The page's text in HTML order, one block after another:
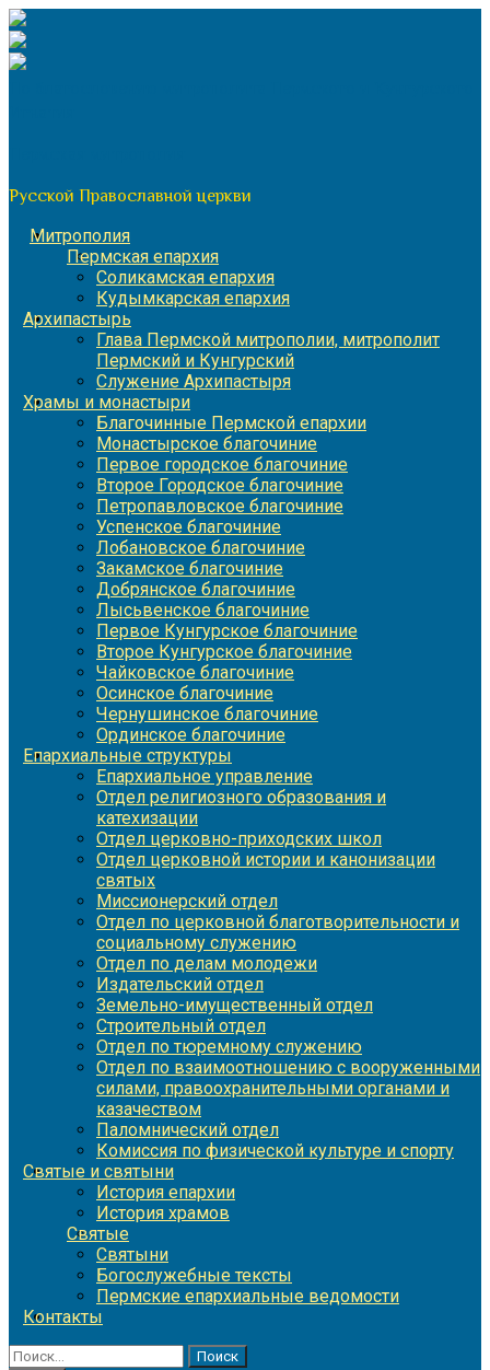
Перейти
к
содержимому
Русской Православной церкви
Митрополия
Пермская епархия
Соликамская епархия
Кудымкарская епархия
Архипастырь
Глава Пермской митрополии, митрополит
Пермский и Кунгурский
Служение Архипастыря
Храмы и монастыри
Благочинные Пермской епархии
Монастырское благочиние
Первое городское благочиние
Второе Городское благочиние
Петропавловское благочиние
Успенское благочиние
Лобановское благочиние
Закамское благочиние
Добрянское благочиние
Лысьвенское благочиние
Первое Кунгурское благочиние
Второе Кунгурское благочиние
Чайковское благочиние
Осинское благочиние
Чернушинское благочиние
Ординское благочиние
Епархиальные структуры
Епархиальное управление
Отдел религиозного образования и
катехизации
Отдел церковно-приходских школ
Отдел церковной истории и канонизации
святых
Миссионерский отдел
Отдел по церковной благотворительности и
социальному служению
Отдел по делам молодежи
Издательский отдел
Земельно-имущественный отдел
Строительный отдел
Отдел по тюремному служению
Отдел по взаимоотношению с вооруженными
силами, правоохранительными органами и
казачеством
Паломнический отдел
Комиссия по физической культуре и спорту
Святые и святыни
История епархии
История храмов
Святые
Святыни
Богослужебные тексты
Пермские епархиальные ведомости
Контакты
Найти: